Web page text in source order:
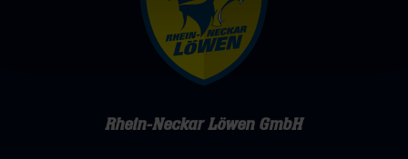
Rhein-Neckar Löwen GmbH